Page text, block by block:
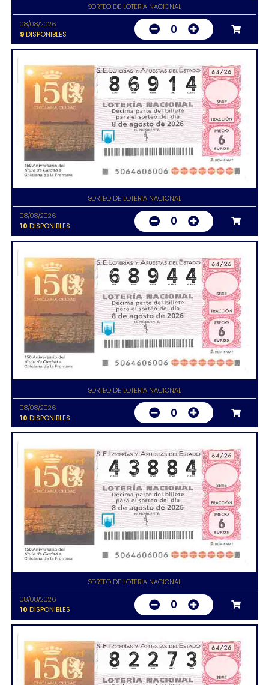
SORTEO DE LOTERIA NACIONAL
08/08/2026
9DISPONIBLES 0
SORTEO DE LOTERIA NACIONAL
08/08/2026
10 DISPONIBLES 0
SORTEO DE LOTERIA NACIONAL
08/08/2026
10 DISPONIBLES 0
SORTEO DE LOTERIA NACIONAL
08/08/2026
10 DISPONIBLES 0